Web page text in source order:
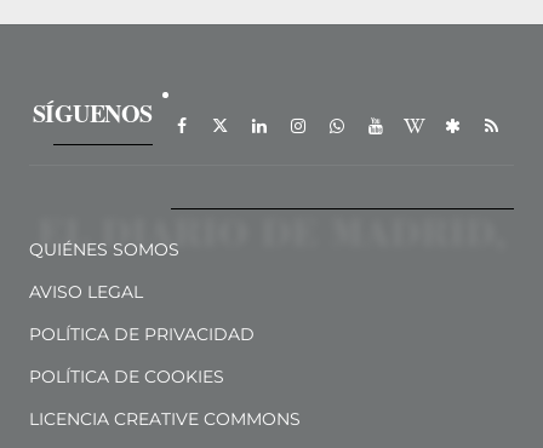
SÍGUENOS
QUIÉNES SOMOS
AVISO LEGAL
POLÍTICA DE PRIVACIDAD
POLÍTICA DE COOKIES
LICENCIA CREATIVE COMMONS